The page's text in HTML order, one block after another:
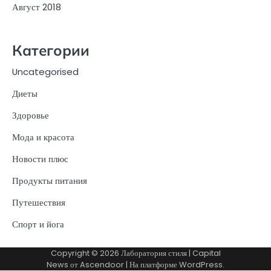
Август 2018
Категории
Uncategorised
Диеты
Здоровье
Мода и красота
Новости плюс
Продукты питания
Путешествия
Спорт и йога
Copyright © 2026 Лаборатория стиля| Capital
News отAscendoor | На платформеWordPress.